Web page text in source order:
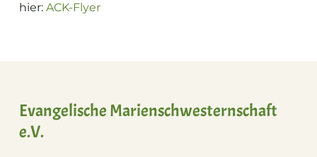
hier: ACK-Flyer
Evangelische Marienschwesternschaft
e.V.